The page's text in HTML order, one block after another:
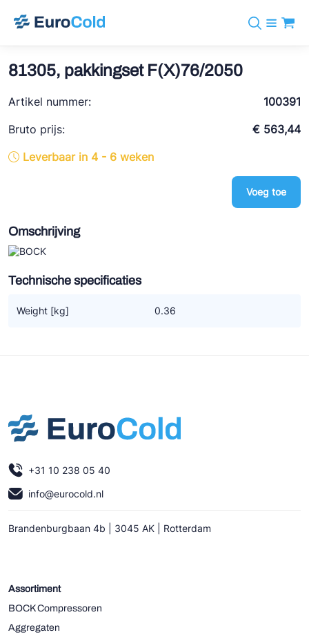
info@eurocold.nl
EN
Merken
Castel
Frigomec
AWA
REFFLEX®
Ziehl-Abegg
Koudemiddelen
Downloads
Over ons
Contact
Log in
81305, pakkingset F(X)76/2050
Artikel nummer:
100391
Bruto prijs:
€ 563,44
Leverbaar in 4 - 6 weken
Voeg toe
Omschrijving
Technische specificaties
Weight [kg] 0.36
+31 10 238 05 40
info@eurocold.nl
Brandenburgbaan 4b | 3045 AK | Rotterdam
Assortiment
BOCK Compressoren
Aggregaten